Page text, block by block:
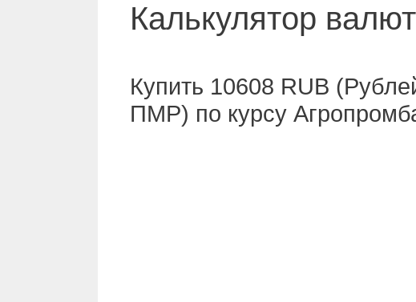
Калькулятор валют
Купить 10608 RUB
ПМР) по курсу